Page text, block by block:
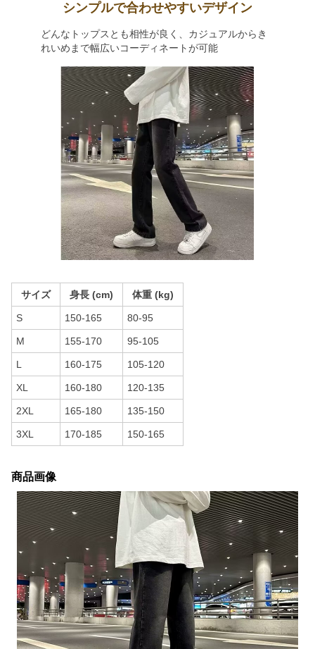
シンプルで合わせやすいデザイン
どんなトップスとも相性が良く、カジュアルからき
れいめまで幅広いコーディネートが可能
サイズ 身長 (cm) 体重 (kg)
S 150-165 80-95
M 155-170 95-105
L 160-175 105-120
XL 160-180 120-135
2XL 165-180 135-150
3XL 170-185 150-165
商品画像